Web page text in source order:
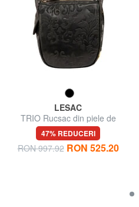
LESAC
TRIO Rucsac din piele de
damasc
47% REDUCERI
RON 997.92 RON 525.20